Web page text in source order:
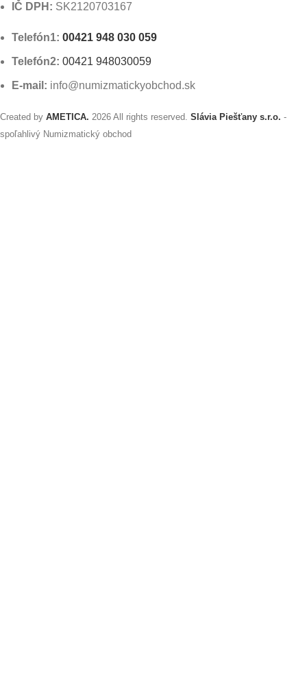
IČ DPH: SK2120703167
Telefón1: 00421 948 030 059
Telefón2: 00421 948030059
E-mail: info@numizmatickyobchod.sk
Created by AMETICA. 2026 All rights reserved. Slávia Piešťany s.r.o. -
spoľahlivý Numizmatický obchod